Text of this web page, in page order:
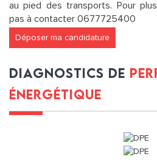
au pied des transports. Pour
pas à contacter 0677725400
Déposer ma candidature
diagnostics de
énergétique